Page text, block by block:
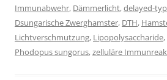
Immunabwehr, Dämmerlicht,delayed-
Dsungarische Zwerghamster, DTH,
Lichtverschmutzung, Lipopolysaccharide,
Phodopus sungorus,zelluläre